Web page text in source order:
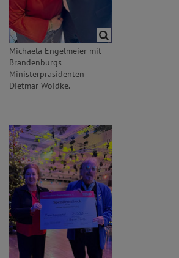
Michaela Engelmeier mit
Brandenburgs
Ministerpräsidenten
Dietmar Woidke.